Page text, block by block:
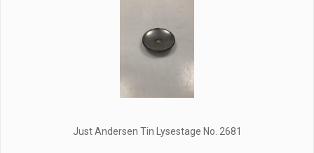
Just Andersen Tin Lysestage No. 2681